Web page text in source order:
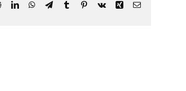
RedditLinkedInWhatsApp
TelegramTumblrPinterest
Vk Xing Email